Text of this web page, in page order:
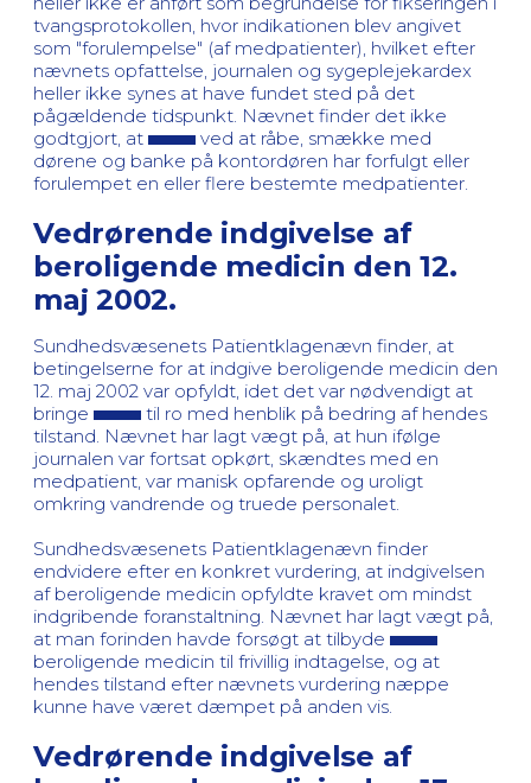
tvangsprotokollen, hvor indikationen blev angivet
som "forulempelse" (af medpatienter), hvilket efter
nævnets opfattelse, journalen og sygeplejekardex
heller ikke synes at have fundet sted på det
pågældende tidspunkt. Nævnet finder det ikke
godtgjort, at
ved at råbe, smække med
dørene og banke på kontordøren har forfulgt eller
forulempet en eller flere bestemte medpatienter.
Vedrørende indgivelse af
beroligende medicin den 12.
maj 2002.
Sundhedsvæsenets Patientklagenævn finder, at
betingelserne for at indgive beroligende medicin den
12. maj 2002 var opfyldt, idet det var nødvendigt at
bringe
til ro med henblik på bedring af hendes
tilstand. Nævnet har lagt vægt på, at hun ifølge
journalen var fortsat opkørt, skændtes med en
medpatient, var manisk opfarende og uroligt
omkring vandrende og truede personalet.
Sundhedsvæsenets Patientklagenævn finder
endvidere efter en konkret vurdering, at indgivelsen
af beroligende medicin opfyldte kravet om mindst
indgribende foranstaltning. Nævnet har lagt vægt på,
at man forinden havde forsøgt at tilbyde
beroligende medicin til frivillig indtagelse, og at
hendes tilstand efter nævnets vurdering næppe
kunne have været dæmpet på anden vis.
Vedrørende indgivelse af